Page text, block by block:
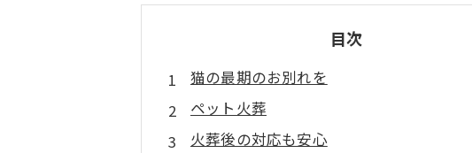
目次
猫の最期のお別れを
ペット火葬
火葬後の対応も安心